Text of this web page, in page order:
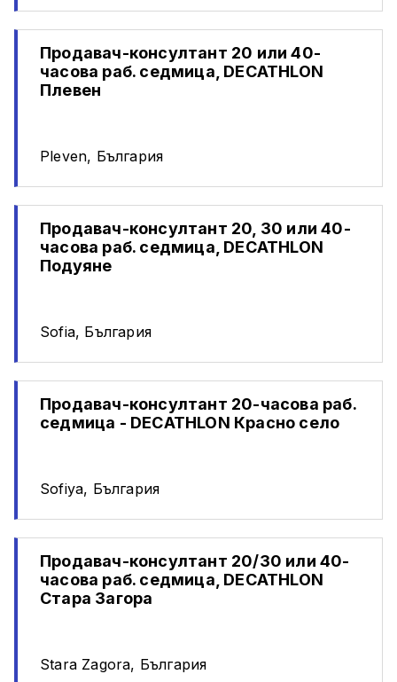
Продавач-консултант 20 или 40-
часова раб. седмица, DECATHLON
Плевен
Pleven, България
Продавач-консултант 20, 30 или 40-
часова раб. седмица, DECATHLON
Подуяне
Sofia, България
Продавач-консултант 20-часова раб.
седмица - DECATHLON Красно село
Sofiya, България
Продавач-консултант 20/30 или 40-
часова раб. седмица, DECATHLON
Стара Загора
Stara Zagora, България